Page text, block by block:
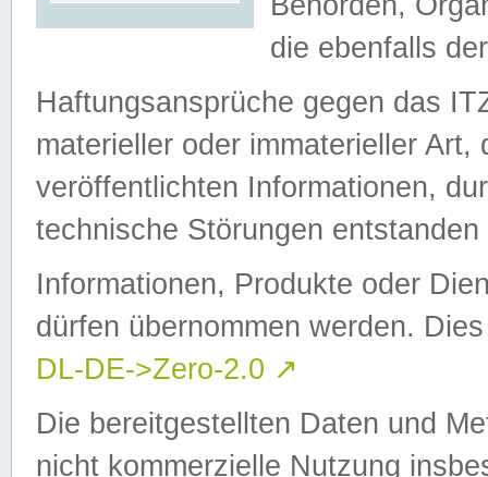
die ebenfalls
Haftungsansprüche gegen das
materieller oder immaterieller
veröffentlichten Informationen,
technische Störungen
Informationen, Produkte oder
dürfen übernommen werden.
DL-DE->Zero-2.0 ↗
Die bereitgestellten Daten und
nicht kommerzielle Nutzung